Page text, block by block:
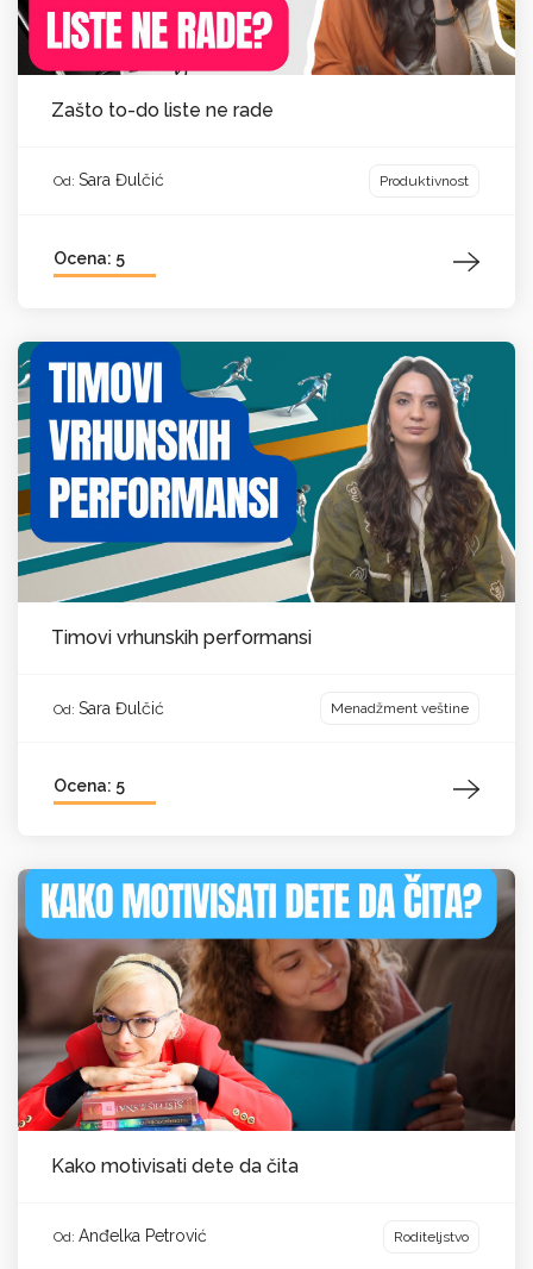
Zašto to-do liste ne rade
Od: Sara Đulčić Produktivnost
Ocena: 5
Timovi vrhunskih performansi
Od: Sara Đulčić Menadžment veštine
Ocena: 5
Kako motivisati dete da čita
Od: Anđelka Petrović Roditeljstvo